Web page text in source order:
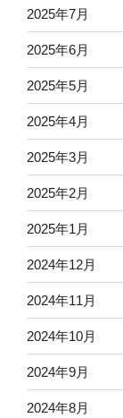
2025年7月
2025年6月
2025年5月
2025年4月
2025年3月
2025年2月
2025年1月
2024年12月
2024年11月
2024年10月
2024年9月
2024年8月